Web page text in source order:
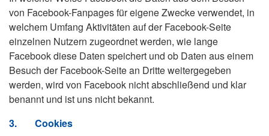
von Facebook-Fanpages für eigene Zwecke verwendet, in
welchem Umfang Aktivitäten auf der Facebook-Seite
einzelnen Nutzern zugeordnet werden, wie lange
Facebook diese Daten speichert und ob Daten aus einem
Besuch der Facebook-Seite an Dritte weitergegeben
werden, wird von Facebook nicht abschließend und klar
benannt und ist uns nicht bekannt.
3.
Cookies